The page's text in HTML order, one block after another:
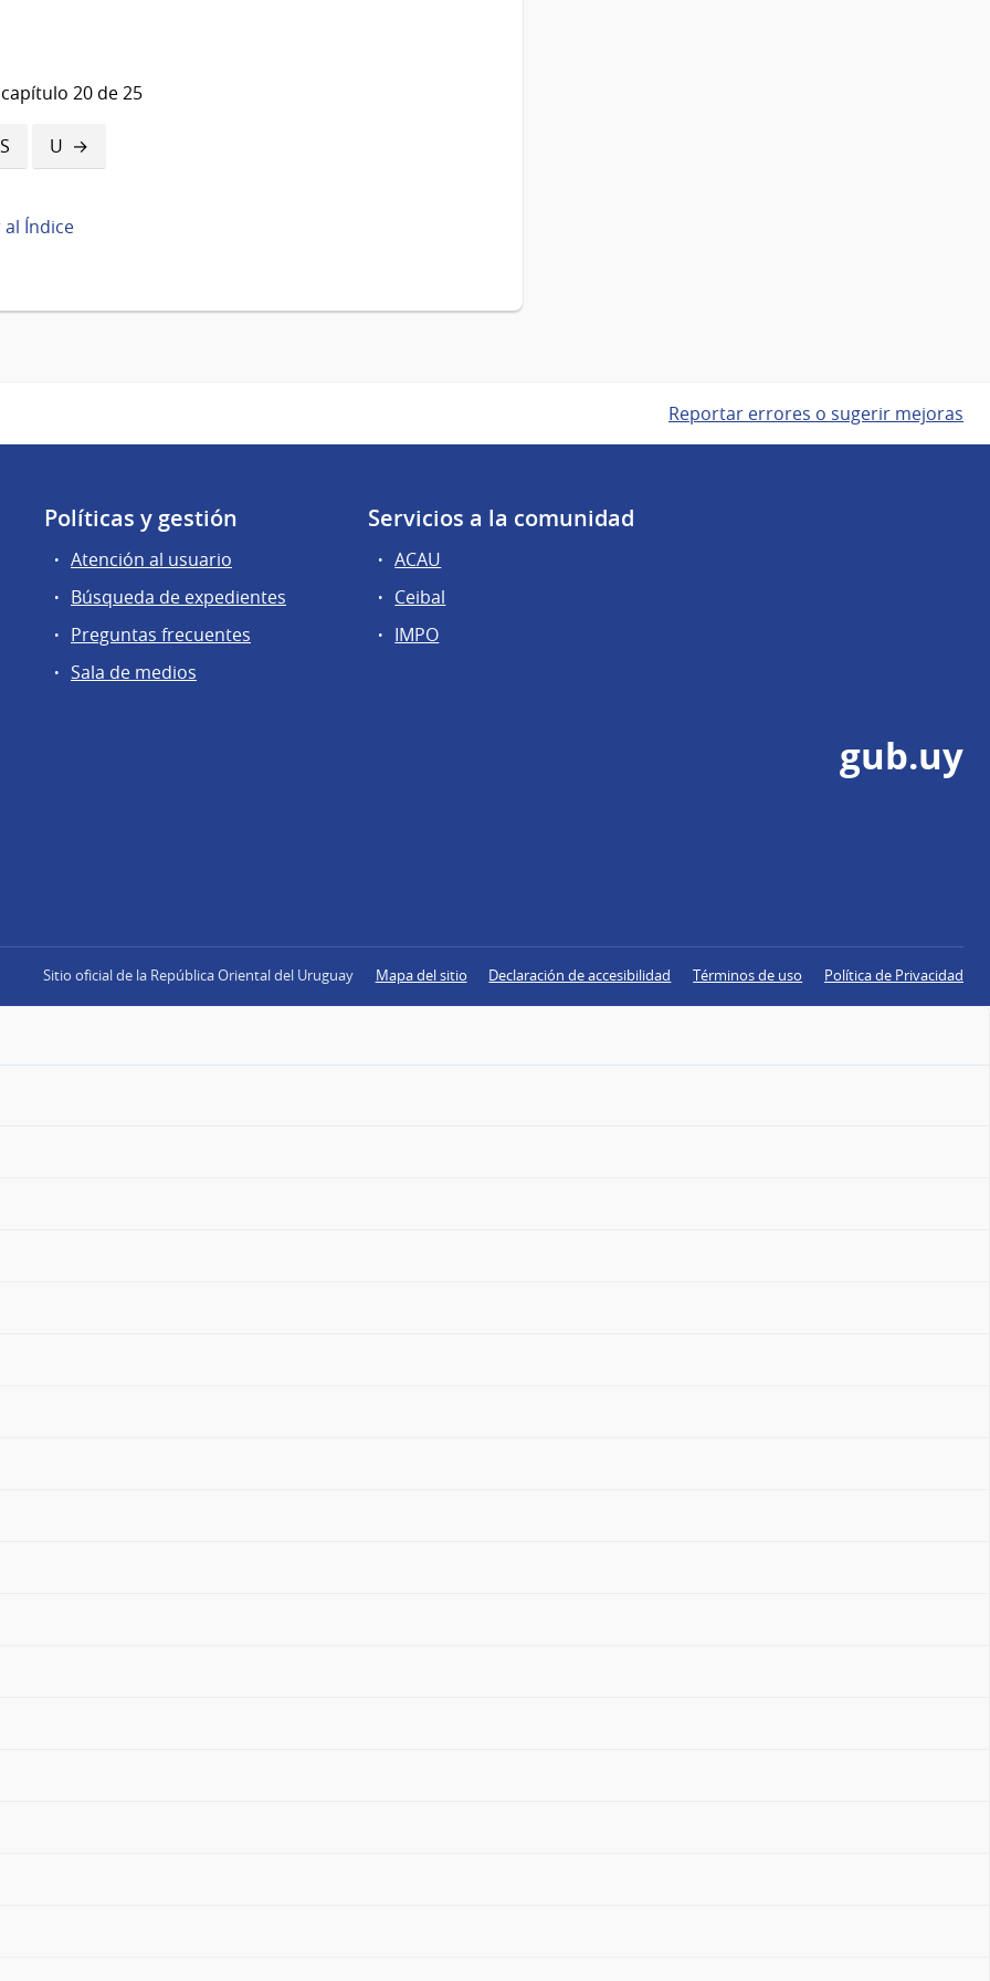
20 de 25
S U
al Índice
Reportar errores o sugerir mejoras
Políticas y gestión
Atención al usuario
Búsqueda de expedientes
Preguntas frecuentes
Sala de medios
Servicios a la comunidad
ACAU
Ceibal
IMPO
gub.uy
Sitio oficial de la República Oriental del Uruguay Mapa del sitio Declaración de accesibilidad Términos de uso Política de Privacidad